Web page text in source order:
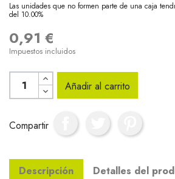
Las unidades que no formen parte de una caja
del 10.00%
0,91 €
Impuestos incluidos
Añadir al carrito
Compartir
Descripción Detalles del